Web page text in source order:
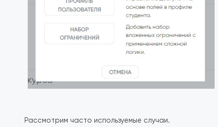
Рассмотрим часто используемые случаи.